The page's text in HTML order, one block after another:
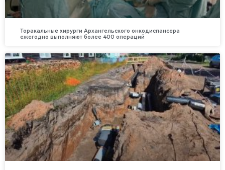
Торакальные хирурги Архангельского онкодиспансера
ежегодно выполняют более 400 операций